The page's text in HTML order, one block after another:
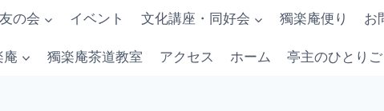
の会 イベント 文化講座・同好会 獨楽庵便り お
庵 獨楽庵茶道教室 アクセス ホーム 亭主のひとりご